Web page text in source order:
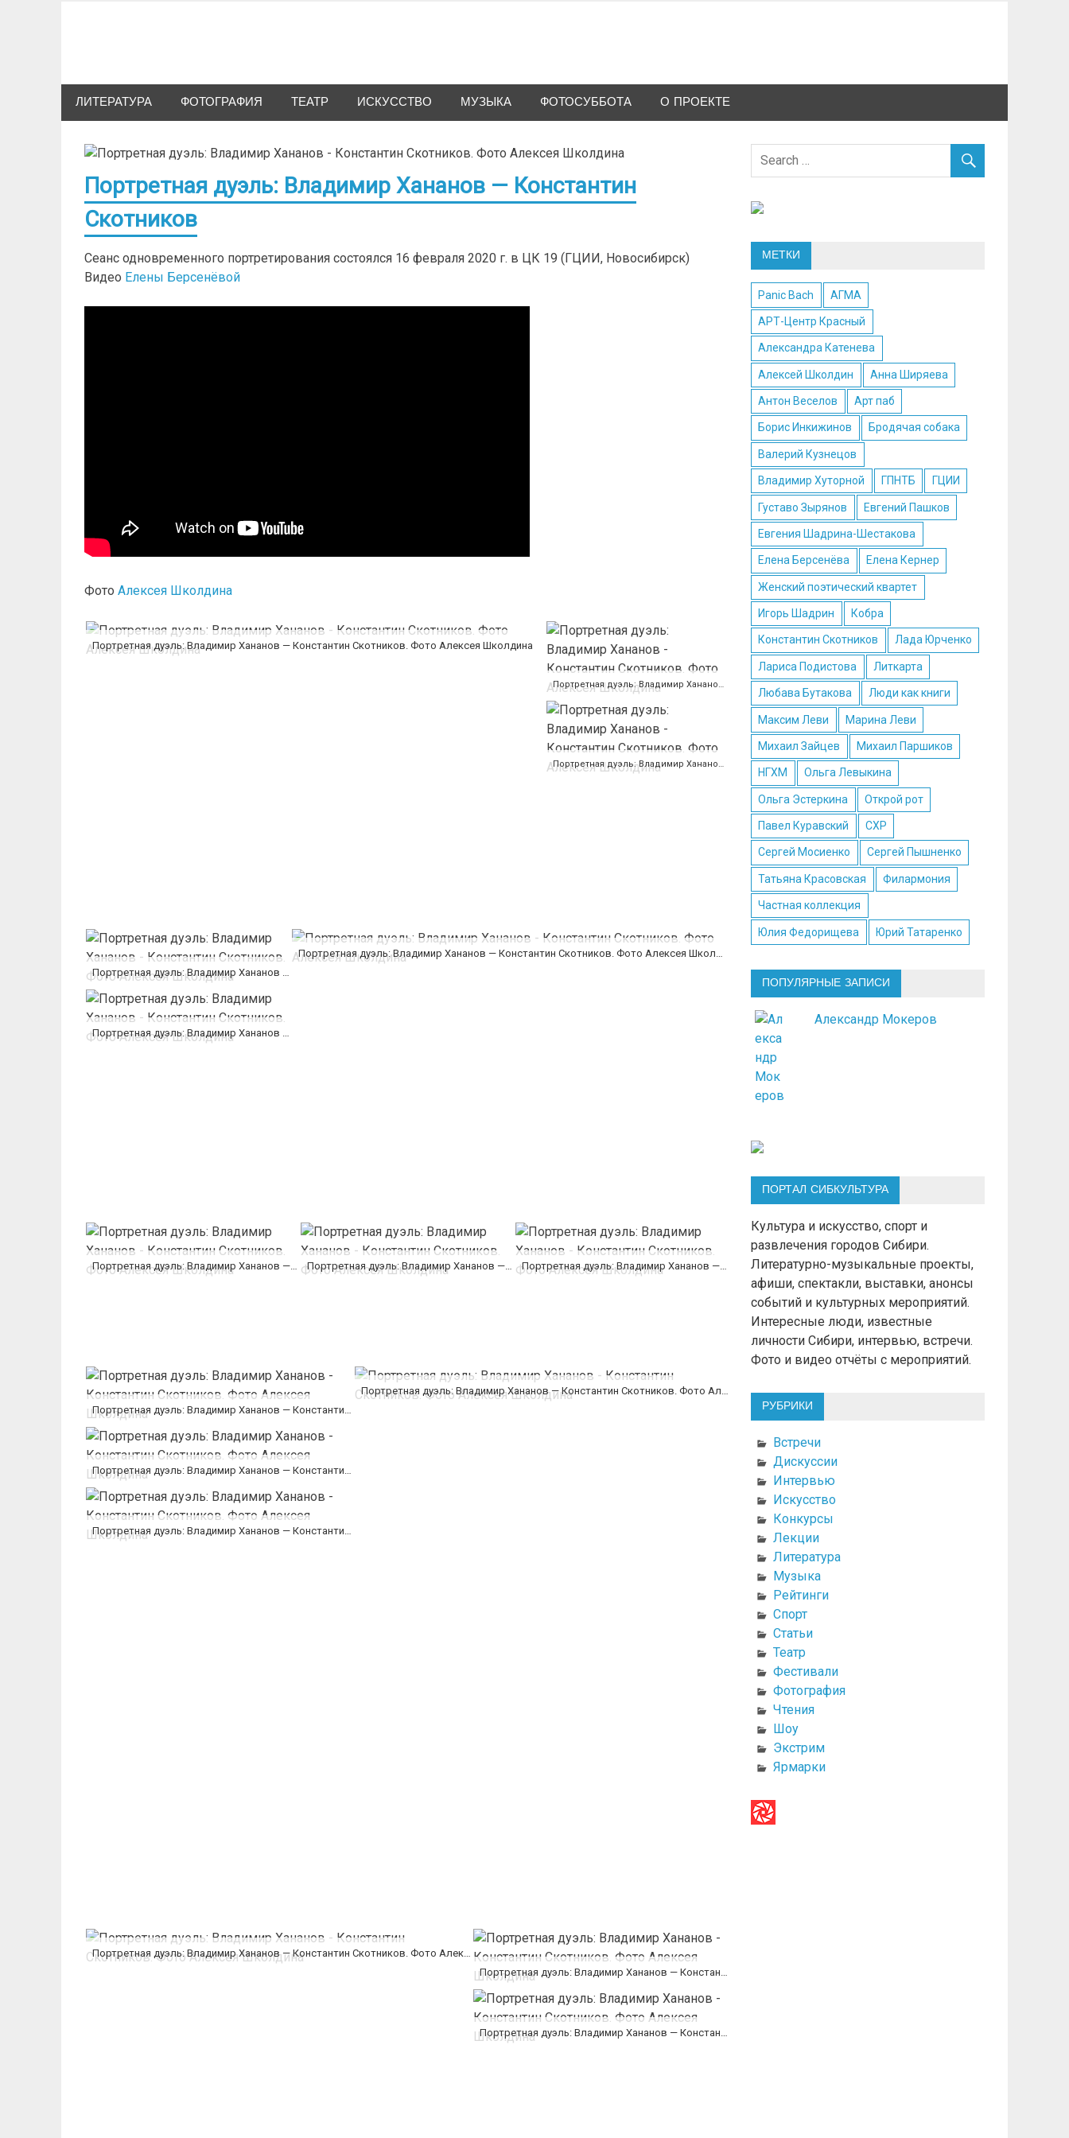
ЛИТЕРАТУРА ФОТОГРАФИЯ ТЕАТР ИСКУССТВО МУЗЫКА ФОТОСУББОТА О ПРОЕКТЕ
Портретная дуэль: Владимир Хананов — Константин
Скотников
Сеанс одновременного портретирования состоялся 16 февраля 2020 г. в ЦК 19 (ГЦИИ, Новосибирск)
Видео Елены Берсенёвой
Фото Алексея Школдина
Портретная дуэль: Владимир Хананов — Константин Скотников. Фото Алексея Школдина
Портретная дуэль: Владимир Хананов — Константин Скотников. Фото Алексея Школдина
Портретная дуэль: Владимир Хананов — Константин Скотников. Фото Алексея Школдина
Портретная дуэль: Владимир Хананов — Константин Скотников. Фото Алексея Школдина Портретная дуэль: Владимир Хананов — Константин Скотников. Фото Алексея Школдина Портретная дуэль: Владимир Хананов — Константин Скотников. Фото Алексея Школдина
Портретная дуэль: Владимир Хананов — Константин Скотников. Фото Алексея Школдина
МЕТКИ
Panic Bach АГМА
АРТ-Центр Красный
Александра Катенева
Алексей Школдин Анна Ширяева
Антон Веселов Арт паб
Борис Инкижинов Бродячая собака
Валерий Кузнецов
Владимир Хуторной ГПНТБ ГЦИИ
Густаво Зырянов Евгений Пашков
Евгения Шадрина-Шестакова
Елена Берсенёва Елена Кернер
Женский поэтический квартет
Игорь Шадрин Кобра
Константин Скотников Лада Юрченко
Лариса Подистова Литкарта
Любава Бутакова Люди как книги
Максим Леви Марина Леви
Михаил Зайцев Михаил Паршиков
НГХМ Ольга Левыкина
Ольга Эстеркина Открой рот
Павел Куравский СХР
Сергей Мосиенко Сергей Пышненко
Татьяна Красовская Филармония
Частная коллекция
Юлия Федорищева Юрий Татаренко
ПОПУЛЯРНЫЕ ЗАПИСИ
Александр Мокеров
ПОРТАЛ СИБКУЛЬТУРА
Культура и искусство, спорт и
развлечения городов Сибири.
Литературно-музыкальные проекты,
афиши, спектакли, выставки, анонсы
событий и культурных мероприятий.
Интересные люди, известные
личности Сибири, интервью, встречи.
Фото и видео отчёты с мероприятий.
РУБРИКИ
Встречи
Дискуссии
Интервью
Искусство
Конкурсы
Лекции
Литература
Музыка
Рейтинги
Спорт
Статьи
Театр
Фестивали
Фотография
Чтения
Шоу
Экстрим
Ярмарки